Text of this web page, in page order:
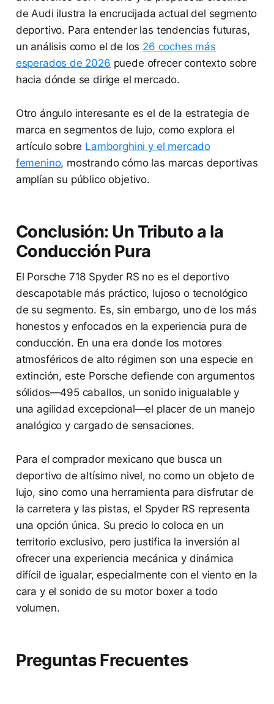
de Audi ilustra la encrucijada actual del segmento
deportivo. Para entender las tendencias futuras,
un análisis como el de los 26 coches más
esperados de 2026 puede ofrecer contexto sobre
hacia dónde se dirige el mercado.
Otro ángulo interesante es el de la estrategia de
marca en segmentos de lujo, como explora el
artículo sobre Lamborghini y el mercado
femenino, mostrando cómo las marcas deportivas
amplían su público objetivo.
Conclusión: Un Tributo a la
Conducción Pura
El Porsche 718 Spyder RS no es el deportivo
descapotable más práctico, lujoso o tecnológico
de su segmento. Es, sin embargo, uno de los más
honestos y enfocados en la experiencia pura de
conducción. En una era donde los motores
atmosféricos de alto régimen son una especie en
extinción, este Porsche defiende con argumentos
sólidos—495 caballos, un sonido inigualable y
una agilidad excepcional—el placer de un manejo
analógico y cargado de sensaciones.
Para el comprador mexicano que busca un
deportivo de altísimo nivel, no como un objeto de
lujo, sino como una herramienta para disfrutar de
la carretera y las pistas, el Spyder RS representa
una opción única. Su precio lo coloca en un
territorio exclusivo, pero justifica la inversión al
ofrecer una experiencia mecánica y dinámica
difícil de igualar, especialmente con el viento en la
cara y el sonido de su motor boxer a todo
volumen.
Preguntas Frecuentes